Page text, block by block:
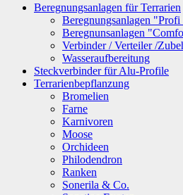
Beregnungsanlagen für Terrarien
Beregnungsanlagen
Beregnunsanlagen
Verbinder / Verteiler /
Wasseraufbereitung
Steckverbinder für Alu-Profile
Terrarienbepflanzung
Bromelien
Farne
Karnivoren
Moose
Orchideen
Philodendron
Ranken
Sonerila & Co.